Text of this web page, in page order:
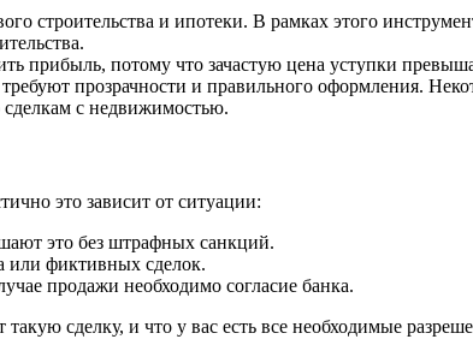
строительства и ипотеки. В рамках этого
прибыль, потому что зачастую цена уступки
прозрачности и правильного оформления.
сделкам с недвижимостью.
это зависит от ситуации:
это без штрафных санкций.
или фиктивных сделок.
продажи необходимо согласие банка.
сделку, и что у вас есть все необходимые